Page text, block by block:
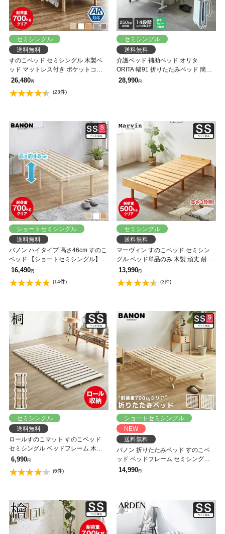
セミシングル
送料無料
すのこベッド セミシングル 木製ベ
ッド マットレス付き ポケットコイ
ルマットレス ふつう 組立簡単 ヘッ
ルデヒド バノン【AR】
26,480円
(23件)
セミシングル
送料無料
介護ベッド 補助ベッド オリタ
ORITA 幅91 折りたたみベッド 簡単
組立 コンパクト 撥水カバー 防汚 マ
28,990円
ショートセミシングル
送料無料
バノン ハイタイプ 高さ46cm すのこ
ベッド 【ショートセミシングル】
長さ180cm 木製 ベッドフレーム 耐
ヒド
16,490円
(14件)
セミシングル
送料無料
マーヴィン すのこベッド セミシン
グル ベッド単品のみ 木製 頑丈 耐荷
重500kg ヘッドレス 高さ3段階
13,990円
(3件)
セミシングル
送料無料
ロールすのこマット すのこベッド
セミシングル ベッドフレーム 木製
低ホルムアルデヒド 軽量 軽い コン
パクト すのこマット 桐
6,990円
(6件)
ショートセミシングル
NEW
送料無料
バノン 折りたたみベッド すのこベ
ッド ベッドフレーム セミシングル
ショート 木製 頑丈 耐荷重700kgク
14,990円